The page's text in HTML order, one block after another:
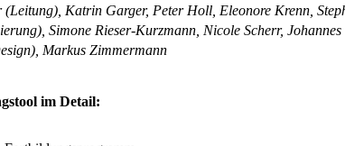
Katrin Garger, Peter Holl, Eleonore Krenn,
Simone Rieser-Kurzmann, Nicole Scherr, Johannes
Markus Zimmermann
im Detail: